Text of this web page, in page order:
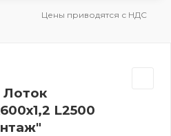
Цены приводятся с НДС
Лоток
L2500